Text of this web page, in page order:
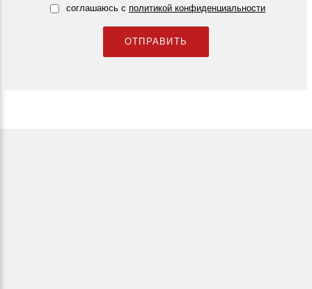
соглашаюсь с политикой конфиденциальности